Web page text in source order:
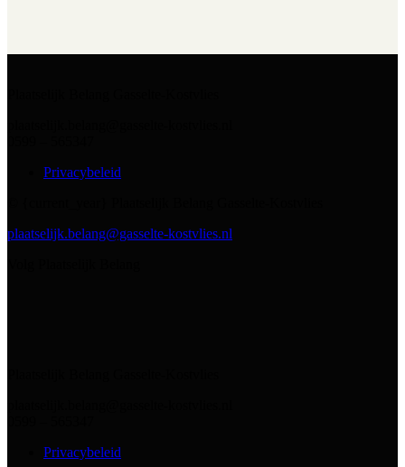
Privacybeleid
plaatselijk.belang@gasselte-kostvlies.nl
Privacybeleid